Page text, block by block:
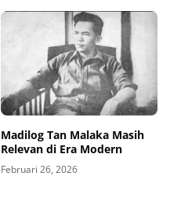
Madilog Tan Malaka Masih
Relevan di Era Modern
Februari 26, 2026